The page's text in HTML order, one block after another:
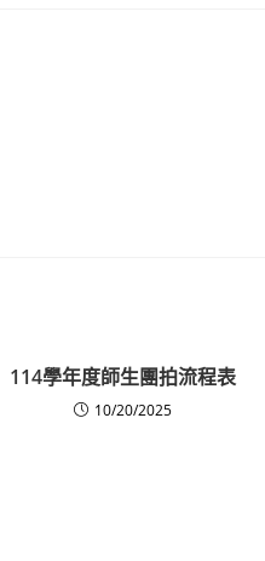
114學年度師生團拍流程表
10/20/2025